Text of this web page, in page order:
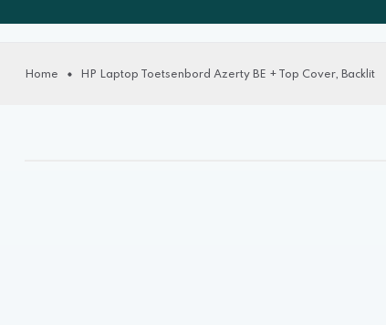
Home HP Laptop Toetsenbord Azerty BE + Top Cover, Backlit